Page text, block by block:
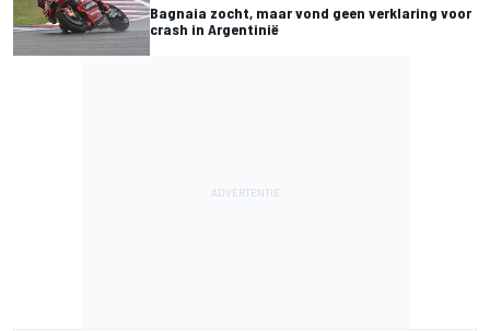
Bagnaia zocht, maar vond geen verklaring voor
crash in Argentinië